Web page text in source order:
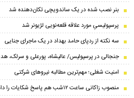
بنر نصب شده در یک ساندویچی تکان‌دهنده شد
پرسپولیسیِ مورد علاقه قلعه‌نویی لژیونر شد
سه نکته از ردپای حامد بهداد در یک ماجرای جنایی
جنجالی در پرسپولیس/ عالیشاه، پورعلی و سرلک،
امنیت شغلی؛ مهم‌ترین مطالبه نیروهای شرکتی
منصوب زاکانی ساعت ۱۲شب هم پاسخ شکایات را داد!